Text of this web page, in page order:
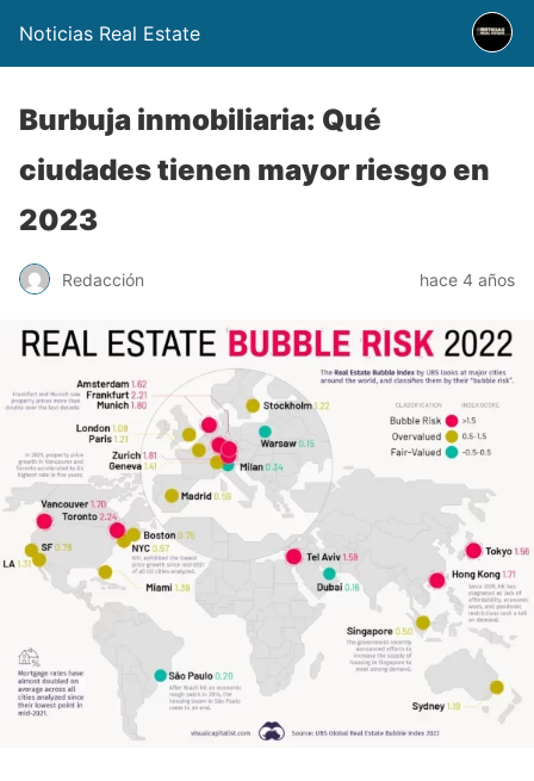
Noticias Real Estate
Burbuja inmobiliaria: Qué
ciudades tienen mayor riesgo en
2023
Redacción hace 4 años